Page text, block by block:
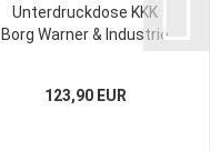
Unterdruckdose KKK
Borg Warner & Industrie
123,90 EUR